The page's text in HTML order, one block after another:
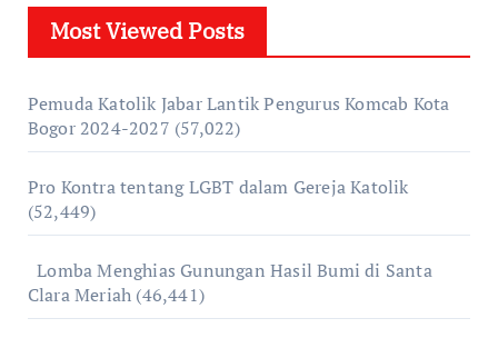
Most Viewed Posts
Pemuda Katolik Jabar Lantik Pengurus Komcab Kota
Bogor 2024-2027 (57,022)
Pro Kontra tentang LGBT dalam Gereja Katolik
(52,449)
Lomba Menghias Gunungan Hasil Bumi di Santa
Clara Meriah (46,441)